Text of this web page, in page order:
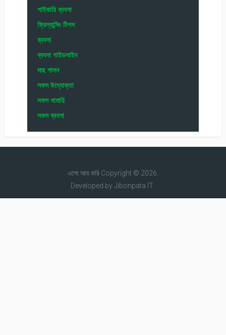
পাইকারি ব্যবসা
ফ্রিল্যান্সিং টিপস
ব্যবসা
ব্যবসা গাইডলাইন
মাছ পালন
সফল উদ্যোক্তা
সফল খামারি
সফল ব্যবসা
এসো আয় করিCopyright © 2026.
Developed byJibonpata IT